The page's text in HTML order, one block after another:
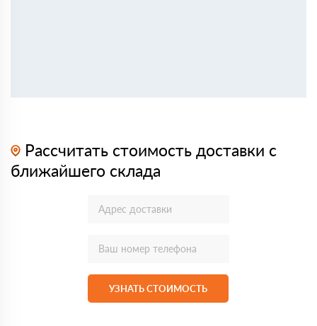
Рассчитать стоимость доставки с
ближайшего склада
УЗНАТЬ СТОИМОСТЬ